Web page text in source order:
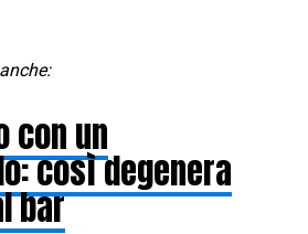
con un
così degenera
bar